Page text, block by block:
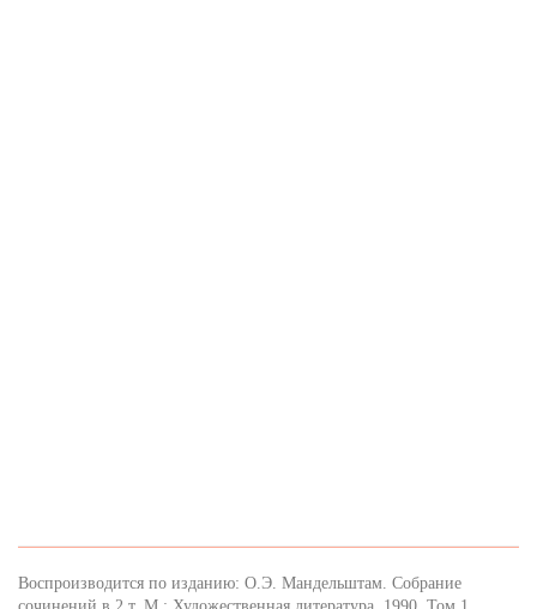
Воспроизводится по изданию: О.Э. Мандельштам. Собрание